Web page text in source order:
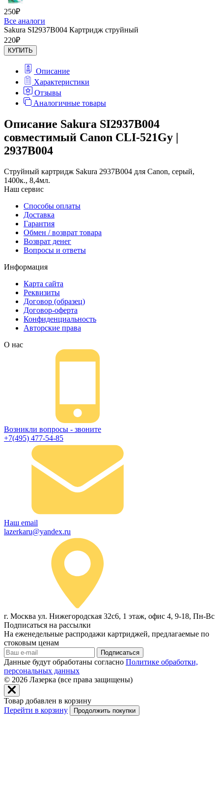
250₽
Все аналоги
Sakura SI2937B004 Картридж струйный
220₽
КУПИТЬ
Описание
Характеристики
Отзывы
Аналогичные товары
Описание Sakura SI2937B004
совместимый Canon CLI-521Gy |
2937B004
Струйный картридж Sakura 2937B004 для Canon, серый,
1400к., 8,4мл.
Наш сервис
Способы оплаты
Доставка
Гарантия
Обмен / возврат товара
Возврат денег
Вопросы и ответы
Информация
Карта сайта
Реквизиты
Договор (образец)
Договор-оферта
Конфиденциальность
Авторские права
О нас
Возникли вопросы - звоните
+7(495) 477-54-85
Наш email
lazerkaru@yandex.ru
г. Москва ул. Нижегородская 32с6, 1 этаж, офис 4, 9-18, Пн-Вс
Подписаться на рассылки
На еженедельные распродажи картриджей, предлагаемые по
стоковым ценам
Подписаться
Данные будут обработаны согласно Политике обработки,
персональных данных
© 2026 Лазерка (все права защищены)
Товар добавлен в корзину
Перейти в корзину
Продолжить покупки